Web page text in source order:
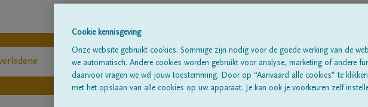
Cookie kennisgeving
Onze website gebruikt cookies. Sommige zijn nodig voor de goede werking van de
we automatisch. Andere cookies worden gebruikt voor analyse, marketing of andere
daarvoor vragen we wél jouw toestemming. Door op “Aanvaard alle cookies” te
met het opslaan van alle cookies op uw apparaat. Je kan ook je voorkeuren zelf